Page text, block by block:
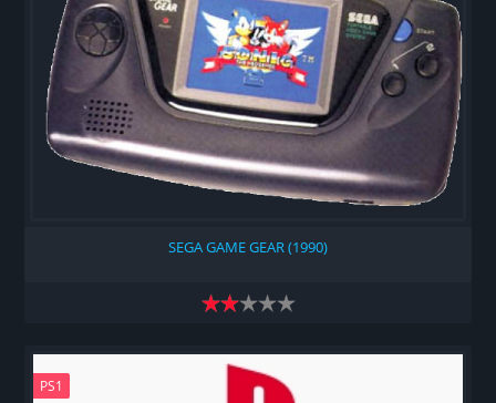
SEGA GAME GEAR (1990)
PS1